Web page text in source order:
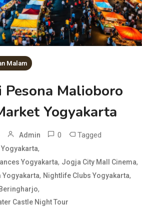
Malam
Pesona Malioboro
Yogyakarta
Admin 0 Tagged
,
Yogyakarta, Jogja City Mall Cinema,
Yogyakarta, Nightlife Clubs Yogyakarta,
,
Castle Night Tour